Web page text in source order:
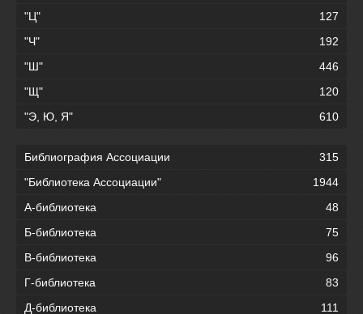
"Ц"
127
"Ч"
192
"Ш"
446
"Щ"
120
"Э, Ю, Я"
610
Библиография Ассоциации
315
"Библиотека Ассоциации"
1944
А-библиотека
48
Б-библиотека
75
В-библиотека
96
Г-библиотека
83
Д-библиотека
111